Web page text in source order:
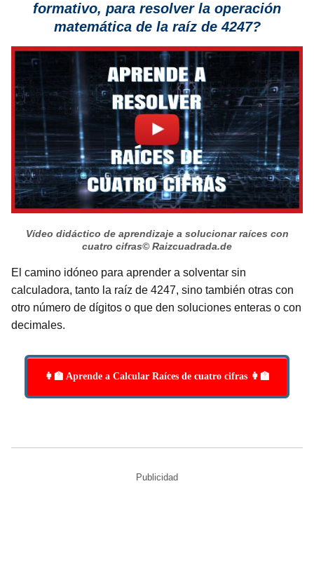
formativo, para resolver la operación
matemática de la raíz de 4247?
Vídeo didáctico de aprendizaje a solucionar raíces con
cuatro cifras© Raizcuadrada.de
El camino idóneo para aprender a solventar sin
calculadora, tanto la raíz de 4247, sino también otras con
otro número de dígitos o que den soluciones enteras o con
decimales.
👩‍🏫 Aprende a Calcular Raíces de cuatro cifras 👩‍🏫
Publicidad